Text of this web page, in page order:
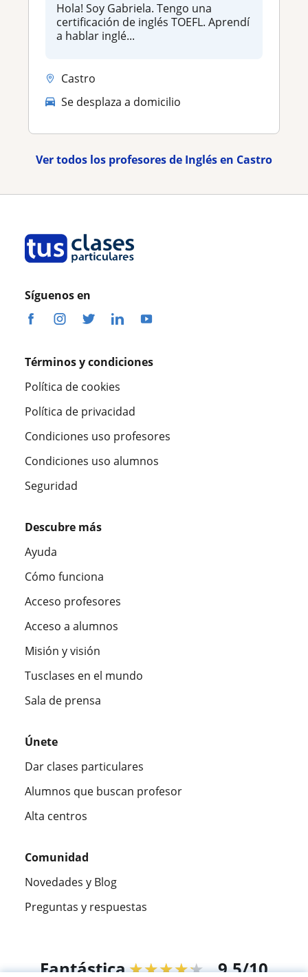
Hola! Soy Gabriela. Tengo una
certificación de inglés TOEFL. Aprendí
a hablar inglé...
Castro
Se desplaza a domicilio
Ver todos los profesores de Inglés en Castro
Síguenos en
Términos y condiciones
Política de cookies
Política de privacidad
Condiciones uso profesores
Condiciones uso alumnos
Seguridad
Descubre más
Ayuda
Cómo funciona
Acceso profesores
Acceso a alumnos
Misión y visión
Tusclases en el mundo
Sala de prensa
Únete
Dar clases particulares
Alumnos que buscan profesor
Alta centros
Comunidad
Novedades y Blog
Preguntas y respuestas
Fantástica★★★★★ 9,5/10